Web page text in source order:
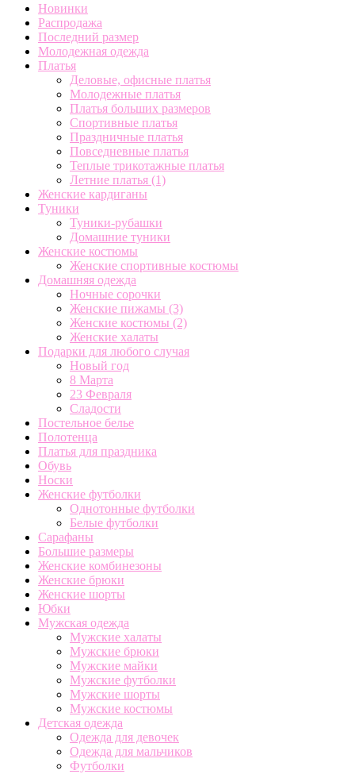
Новинки
Распродажа
Последний размер
Молодежная одежда
Платья
Деловые, офисные платья
Молодежные платья
Платья больших размеров
Спортивные платья
Праздничные платья
Повседневные платья
Теплые трикотажные платья
Летние платья (1)
Женские кардиганы
Туники
Туники-рубашки
Домашние туники
Женские костюмы
Женские спортивные костюмы
Домашняя одежда
Ночные сорочки
Женские пижамы (3)
Женские костюмы (2)
Женские халаты
Подарки для любого случая
Новый год
8 Марта
23 Февраля
Сладости
Постельное белье
Полотенца
Платья для праздника
Обувь
Носки
Женские футболки
Однотонные футболки
Белые футболки
Сарафаны
Большие размеры
Женские комбинезоны
Женские брюки
Женские шорты
Юбки
Мужская одежда
Мужские халаты
Мужские брюки
Мужские майки
Мужские футболки
Мужские шорты
Мужские костюмы
Детская одежда
Одежда для девочек
Одежда для мальчиков
Футболки